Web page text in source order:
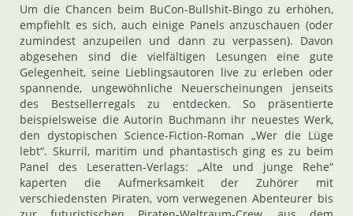
Um die Chancen beim BuCon-Bullshit-Bingo zu erhöhen,
empfiehlt es sich, auch einige Panels anzuschauen (oder
zumindest anzupeilen und dann zu verpassen). Davon
abgesehen sind die vielfältigen Lesungen eine gute
Gelegenheit, seine Lieblingsautoren live zu erleben oder
spannende, ungewöhnliche Neuerscheinungen jenseits
des Bestsellerregals zu entdecken. So präsentierte
beispielsweise die Autorin Buchmann ihr neuestes Werk,
den dystopischen Science-Fiction-Roman „Wer die Lüge
lebt“. Skurril, maritim und phantastisch ging es zu beim
Panel des Leseratten-Verlags: „Alte und junge Rehe“
kaperten die Aufmerksamkeit der Zuhörer mit
verschiedensten Piraten, vom verwegenen Abenteurer bis